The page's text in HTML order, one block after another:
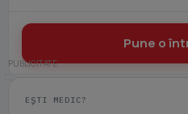
Pune o
EȘTI MEDIC?